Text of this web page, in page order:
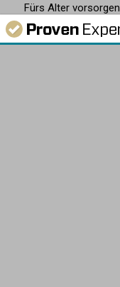
Fürs Alter vorsorgen
Vermögen aufbauen